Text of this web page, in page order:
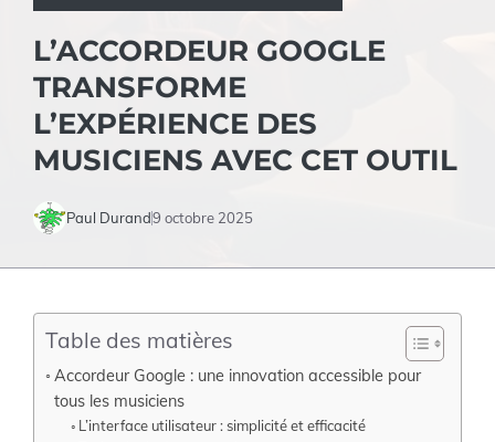
L’ACCORDEUR GOOGLE
TRANSFORME
L’EXPÉRIENCE DES
MUSICIENS AVEC CET OUTIL
Paul Durand9 octobre 2025
Table des matières
Accordeur Google : une innovation accessible pour
tous les musiciens
L’interface utilisateur : simplicité et efficacité